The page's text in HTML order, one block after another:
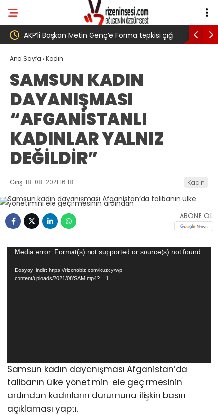
tepkisi çığ
Genç,
Salah transferi sonrası 6661 forma alan
belediye başkanına ‘Kimin parasıyla’ sorusu
Ana Sayfa ›Kadın
SAMSUN KADIN
DAYANIŞMASI
“AFGANİSTANLI
KADINLAR YALNIZ
DEĞİLDİR”
Giriş: 18-08-2021 16:18 Kadın
ABONE OL
Video
oynatıcı
Media error: Format(s) not supported or source(s) not found
Dosyayı indir: https://rizenabiz.com/kuzey/wp-
content/uploads/2021/08/SAM.mp4?_=1
Samsun kadın dayanışması Afganistan’da
talibanın ülke yönetimini ele geçirmesinin
ardından kadınların durumuna ilişkin basın
açıklaması yaptı.